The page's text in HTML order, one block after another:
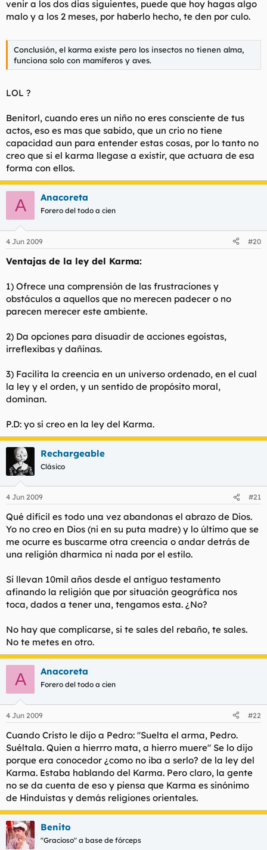
venir a los dos dias siguientes, puede que hoy hagas algo
malo y a los 2 meses, por haberlo hecho, te den por culo.
Conclusión, el karma existe pero los insectos no tienen alma,
funciona solo con mamíferos y aves.
LOL ?
Benitorl, cuando eres un niño no eres consciente de tus
actos, eso es mas que sabido, que un crio no tiene
capacidad aun para entender estas cosas, por lo tanto no
creo que si el karma llegase a existir, que actuara de esa
forma con ellos.
A Anacoreta
Forero del todo a cien
4 Jun 2009 #20
Ventajas de la ley del Karma:
1) Ofrece una comprensión de las frustraciones y
obstáculos a aquellos que no merecen padecer o no
parecen merecer este ambiente.
2) Da opciones para disuadir de acciones egoístas,
irreflexibas y dañinas.
3) Facilita la creencia en un universo ordenado, en el cual
la ley y el orden, y un sentido de propósito moral,
dominan.
P.D: yo sí creo en la ley del Karma.
Rechargeable
Clásico
4 Jun 2009 #21
Qué difícil es todo una vez abandonas el abrazo de Dios.
Yo no creo en Dios (ni en su puta madre) y lo último que se
me ocurre es buscarme otra creencia o andar detrás de
una religión dharmica ni nada por el estilo.
Si llevan 10mil años desde el antiguo testamento
afinando la religión que por situación geográfica nos
toca, dados a tener una, tengamos esta. ¿No?
No hay que complicarse, si te sales del rebaño, te sales.
No te metes en otro.
A Anacoreta
Forero del todo a cien
4 Jun 2009 #22
Cuando Cristo le dijo a Pedro: "Suelta el arma, Pedro.
Suéltala. Quien a hierrro mata, a hierro muere" Se lo dijo
porque era conocedor ¿como no iba a serlo? de la ley del
Karma. Estaba hablando del Karma. Pero claro, la gente
no se da cuenta de eso y piensa que Karma es sinónimo
de Hinduistas y demás religiones orientales.
Benito
"Gracioso" a base de fórceps